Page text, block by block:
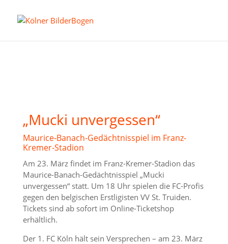
„Mucki unvergessen“
Maurice-Banach-Gedächtnisspiel im Franz-
Kremer-Stadion
Am 23. März findet im Franz-Kremer-Stadion das
Maurice-Banach-Gedächtnisspiel „Mucki
unvergessen“ statt. Um 18 Uhr spielen die FC-Profis
gegen den belgischen Erstligisten VV St. Truiden.
Tickets sind ab sofort im Online-Ticketshop
erhältlich.
Der 1. FC Köln hält sein Versprechen – am 23. März